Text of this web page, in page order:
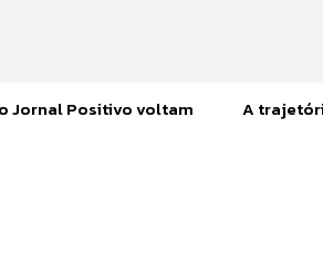
Jornal Positivo voltam A